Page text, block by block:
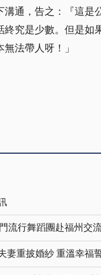
通，告之：『這是
究是少數。但是
法帶人呀！」
流行舞蹈團赴福州交